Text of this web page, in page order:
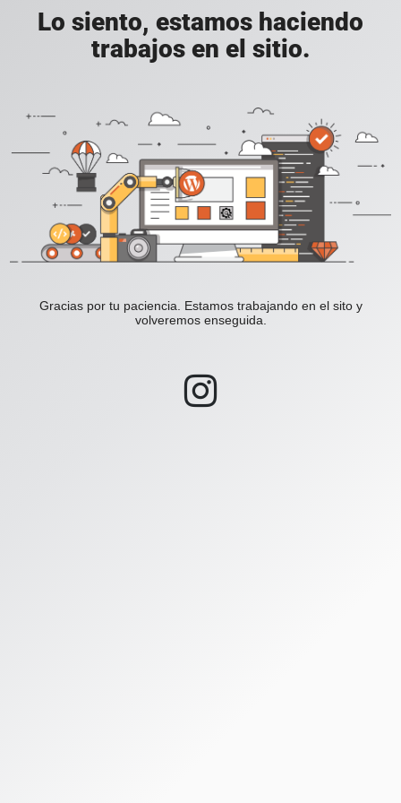
Lo siento, estamos haciendo
trabajos en el sitio.
Gracias por tu paciencia. Estamos trabajando en el sito y
volveremos enseguida.